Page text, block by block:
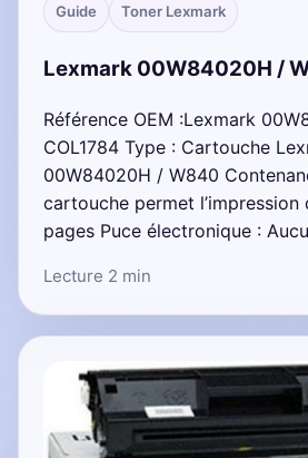
Guide Toner Lexmark
Lexmark 00W84020H /
Référence OEM :Lexmark
COL1784 Type : Cartouche
00W84020H / W840
cartouche permet l’impression
pages Puce électronique :
Lecture 2 min